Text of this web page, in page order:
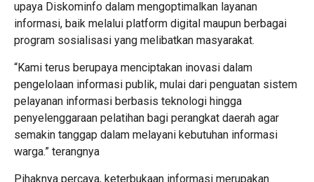
upaya Diskominfo dalam mengoptimalkan layanan
informasi, baik melalui platform digital maupun berbagai
program sosialisasi yang melibatkan masyarakat.
“Kami terus berupaya menciptakan inovasi dalam
pengelolaan informasi publik, mulai dari penguatan sistem
pelayanan informasi berbasis teknologi hingga
penyelenggaraan pelatihan bagi perangkat daerah agar
semakin tanggap dalam melayani kebutuhan informasi
warga.” terangnya
Pihaknya percaya, keterbukaan informasi merupakan